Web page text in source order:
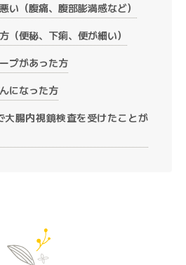
い（腹痛、腹部膨満感など）
（便秘、下痢、便が細い）
プがあった方
になった方
大腸内視鏡検査を受けたことが